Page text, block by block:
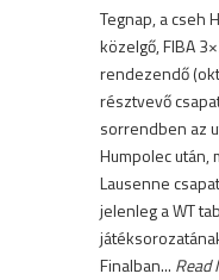
Tegnap, a cseh
közelgő, FIBA
rendezendő
résztvevő
sorrendben az
Humpolec után,
Lausenne
jelenleg a WT
Finalban... Read